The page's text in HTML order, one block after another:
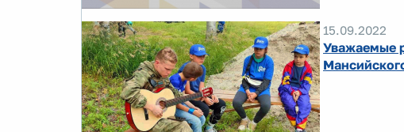
15.09.2022
Уважаемые